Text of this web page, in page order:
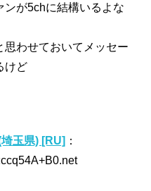
が5chに結構いるよな
わせておいてメッセー
けど
玉県) [RU] ：